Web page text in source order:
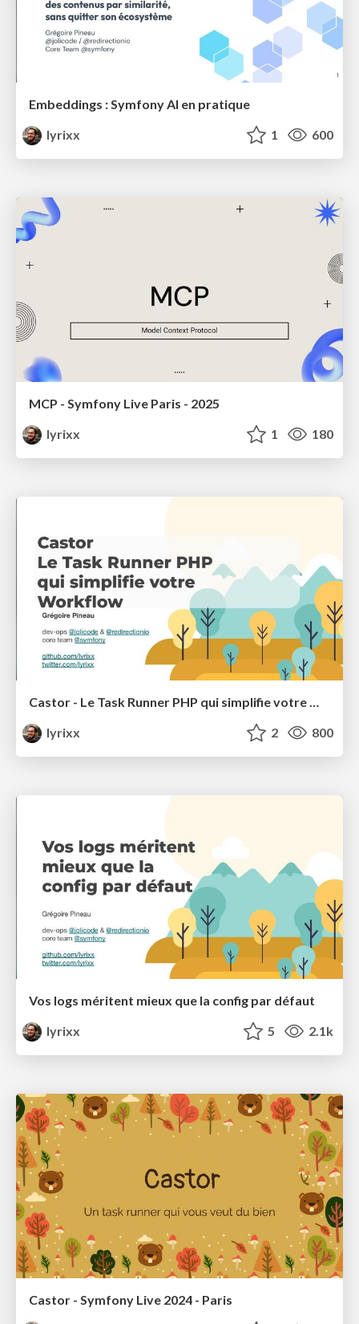
Embeddings : Symfony AI en pratique
lyrixx
1 600
MCP - Symfony Live Paris - 2025
lyrixx
1 180
Castor - Le Task Runner PHP qui simplifie votre Workflow
lyrixx
2 800
Vos logs méritent mieux que la config par défaut
lyrixx
5 2.1k
Castor - Symfony Live 2024 - Paris